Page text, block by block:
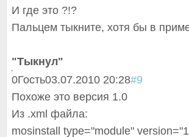
И где это ?!?
Пальцем тыкните, хотя бы в
"Тыкнул"
0Гость03.07.2010 20:28#9
Похоже это версия 1.0
Из .xml файла:
mosinstall type="module"